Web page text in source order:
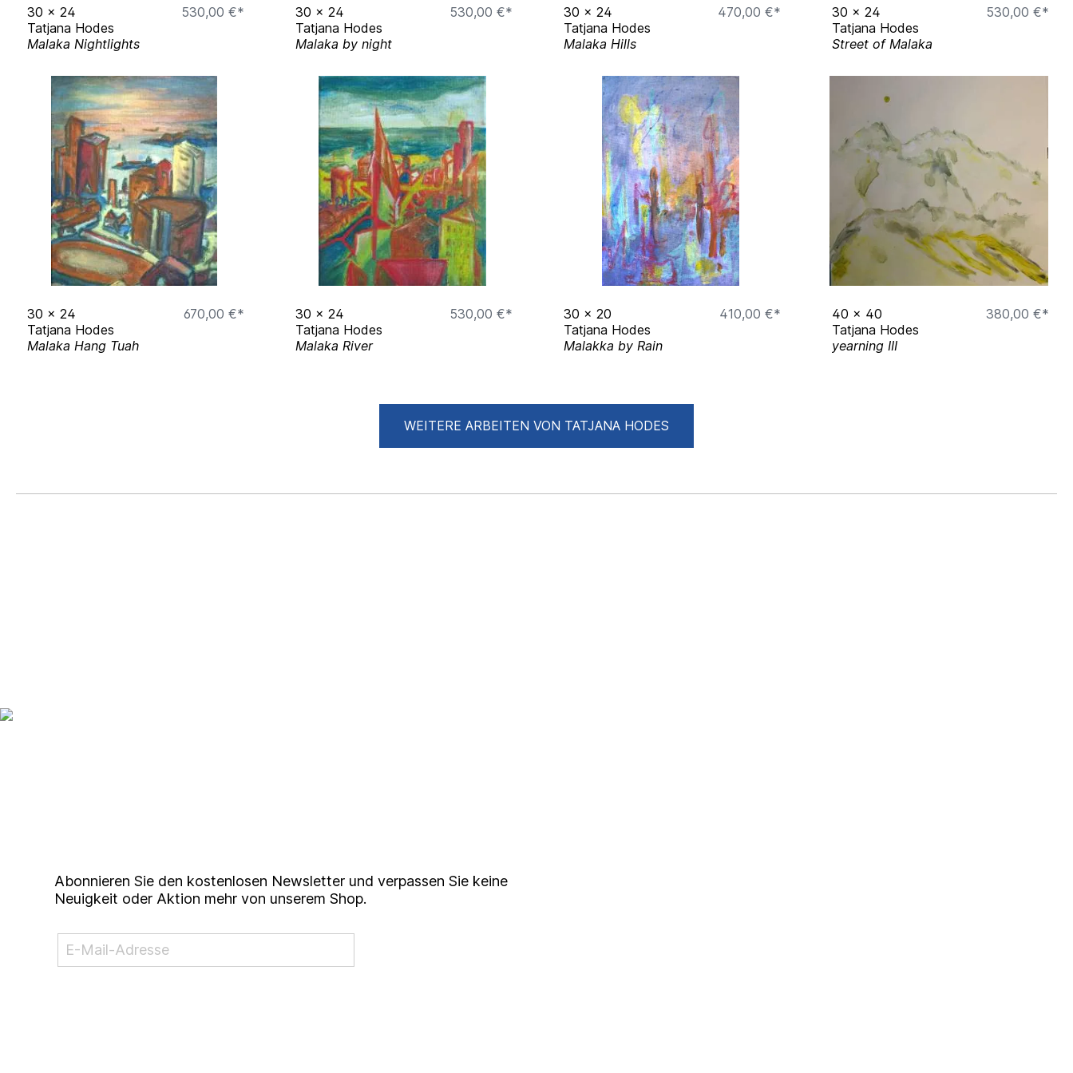
30 x 24
530,00 €*
Tatjana Hodes
Malaka Nightlights
30 x 24
530,00 €*
Tatjana Hodes
Malaka by night
30 x 24
470,00 €*
Tatjana Hodes
Malaka Hills
30 x 24
530,00 €*
Tatjana Hodes
Street of Malaka
30 x 24
670,00 €*
Tatjana Hodes
Malaka Hang Tuah
30 x 24
530,00 €*
Tatjana Hodes
Malaka River
30 x 20
410,00 €*
Tatjana Hodes
Malakka by Rain
40 x 40
380,00 €*
Tatjana Hodes
yearning III
WEITERE ARBEITEN VON TATJANA HODES
Abonnieren Sie den kostenlosen Newsletter und verpassen Sie keine
Neuigkeit oder Aktion mehr von unserem Shop.